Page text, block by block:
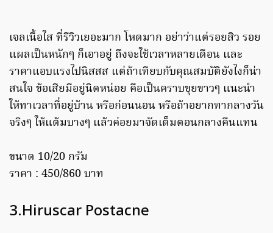
เจลเนื้อใส ที่รีวิวเยอะมาก โหดมาก อย่าว่าแต่รอยสิว รอย
แผลเป็นหนักๆ ก็เอาอยู่ ถึงจะใช้เวลาหลายเดือน และ
ราคาแอบแรงไปนิสสส แต่ถ้าเทียบกับคุณสมบัติยังไงก็น่า
สนใจ ข้อเสียมีอยู่นิดหน่อย คือเป็นคราบขุยขาวๆ แนะนำ
ให้ทาเวลาที่อยู่บ้าน หรือก่อนนอน หรือถ้าอยากทากลางวัน
จริงๆ ให้แต้มบางๆ แล้วค่อยมาจัดเต็มตอนกลางคืนแทน
ขนาด 10/20 กรัม
ราคา : 450/860 บาท
3.Hiruscar Postacne